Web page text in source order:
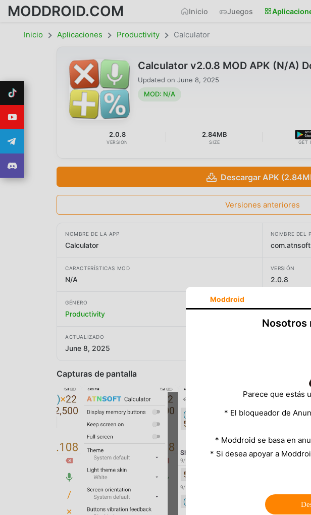
MODDROID.COM Inicio Juegos
Inicio Aplicaciones Productivity Calculator
Calculator v2.0.8 MOD APK (N/A)
Updated on June 8, 2025
MOD: N/A
2.0.8
VERSION
2.84MB
SIZE GET
Descargar APK
Versiones anteriores
NOMBRE DE LA APP
Calculator
NOMBRE DEL
CARACTERÍSTICAS MOD
N/A
VERSIÓN
2.0.8
GÉNERO
Productivity
ACTUALIZADO
June 8, 2025
Capturas de pantalla
Moddroid
Nosotros
Parece que estás
* El bloqueador de
* Moddroid se basa en
* Si desea apoyar a